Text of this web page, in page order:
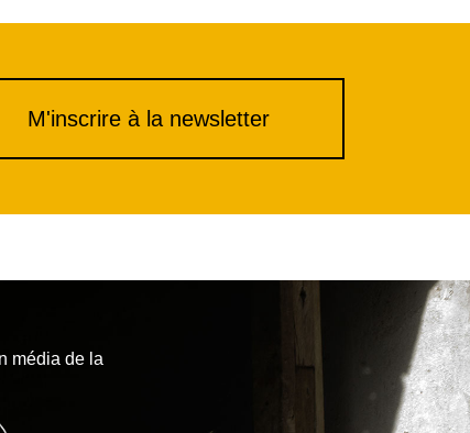
M'inscrire à la newsletter
média de la